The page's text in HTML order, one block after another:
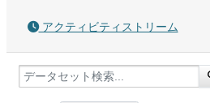
アクティビティストリーム